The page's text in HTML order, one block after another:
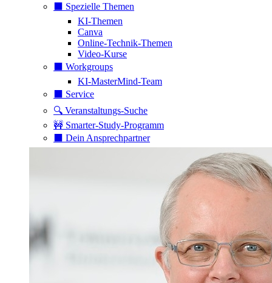
⬛️ Spezielle Themen
KI-Themen
Canva
Online-Technik-Themen
Video-Kurse
⬛️ Workgroups
KI-MasterMind-Team
⬛️ Service
🔍 Veranstaltungs-Suche
🚧 Smarter-Study-Programm
⬛️ Dein Ansprechpartner